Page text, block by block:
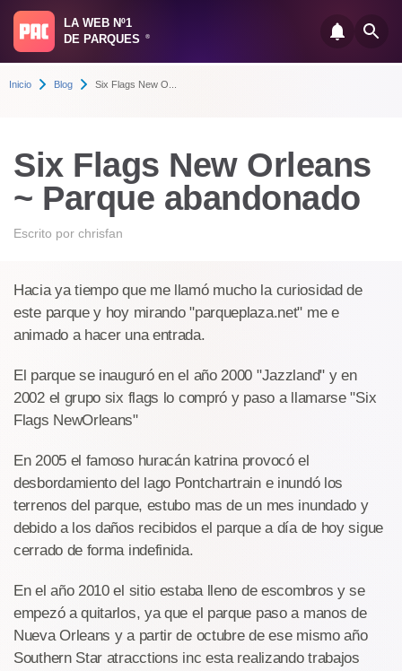
LA WEB Nº1
DE PARQUES
®
Inicio Blog Six Flags New O...
Six Flags New Orleans
~ Parque abandonado
Escrito por chrisfan
Hacia ya tiempo que me llamó mucho la curiosidad de
este parque y hoy mirando "parqueplaza.net" me e
animado a hacer una entrada.
El parque se inauguró en el año 2000 "Jazzland" y en
2002 el grupo six flags lo compró y paso a llamarse "Six
Flags NewOrleans"
En 2005 el famoso huracán katrina provocó el
desbordamiento del lago Pontchartrain e inundó los
terrenos del parque, estubo mas de un mes inundado y
debido a los daños recibidos el parque a día de hoy sigue
cerrado de forma indefinida.
En el año 2010 el sitio estaba lleno de escombros y se
empezó a quitarlos, ya que el parque paso a manos de
Nueva Orleans y a partir de octubre de ese mismo año
Southern Star atracctions inc esta realizando trabajos